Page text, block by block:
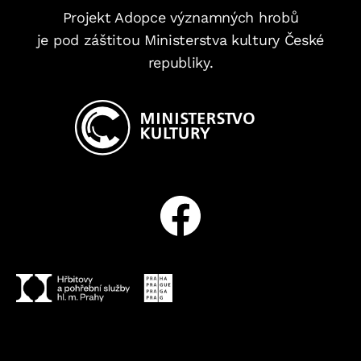
Projekt Adopce významných hrobů
je pod záštitou Ministerstva kultury České
republiky.
Facebook